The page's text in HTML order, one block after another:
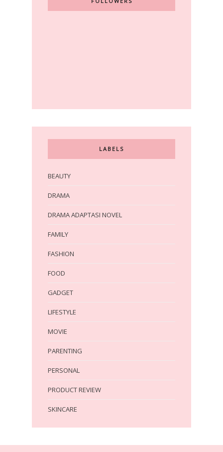
LABELS
BEAUTY
DRAMA
DRAMA ADAPTASI NOVEL
FAMILY
FASHION
FOOD
GADGET
LIFESTYLE
MOVIE
PARENTING
PERSONAL
PRODUCT REVIEW
SKINCARE